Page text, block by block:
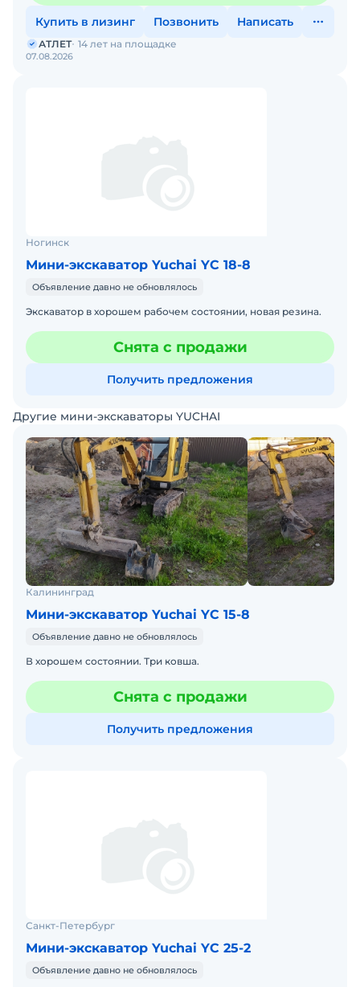
Купить в лизинг Позвонить Написать
07.08.2026
АТЛЕТ 14 лет на площадке
Ногинск
Мини-экскаватор Yuchai YC 18-8
Объявление давно не обновлялось
Экскаватор в хорошем рабочем состоянии, новая резина.
Снята с продажи
Получить предложения
Другие мини-экскаваторы YUCHAI
Калининград
Мини-экскаватор Yuchai YC 15-8
Объявление давно не обновлялось
В хорошем состоянии. Три ковша.
Снята с продажи
Получить предложения
Санкт-Петербург
Мини-экскаватор Yuchai YC 25-2
Объявление давно не обновлялось